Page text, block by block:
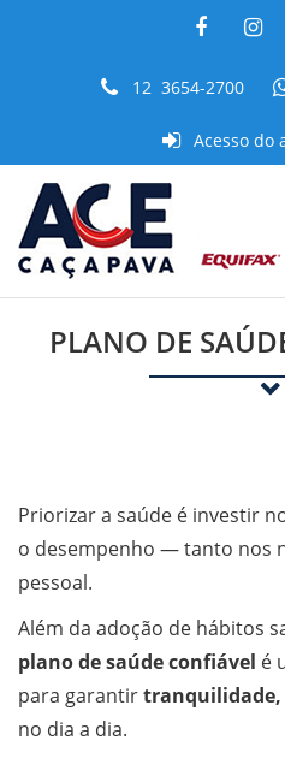
12 3654-2700
Acesso do
PLANO DE
Priorizar a saúde é investir
o desempenho — tanto nos
pessoal.
Além da adoção de hábitos
plano de saúde confiável é
para garantirtranquilidade,
no dia a dia.